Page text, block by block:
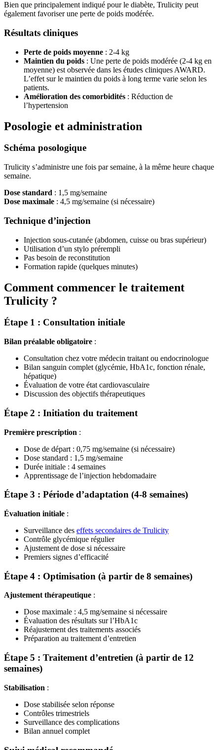
Bien que principalement indiqué pour le diabète, Trulicity peut
également favoriser une perte de poids modérée.
Résultats cliniques
Perte de poids moyenne : 2-4 kg
Maintien du poids : Une perte de poids modérée (2-4 kg en
moyenne) est observée dans les études cliniques AWARD.
L’effet sur le maintien du poids à long terme varie selon les
patients.
Amélioration des comorbidités : Réduction de
l’hypertension
Posologie et administration
Schéma posologique
Trulicity s’administre une fois par semaine, à la même heure chaque
semaine.
Dose standard : 1,5 mg/semaine
Dose maximale : 4,5 mg/semaine (si nécessaire)
Technique d’injection
Injection sous-cutanée (abdomen, cuisse ou bras supérieur)
Utilisation d’un stylo prérempli
Pas besoin de reconstitution
Formation rapide (quelques minutes)
Comment commencer le traitement
Trulicity ?
Étape 1 : Consultation initiale
Bilan préalable obligatoire :
Consultation chez votre médecin traitant ou endocrinologue
Bilan sanguin complet (glycémie, HbA1c, fonction rénale,
hépatique)
Évaluation de votre état cardiovasculaire
Discussion des objectifs thérapeutiques
Étape 2 : Initiation du traitement
Première prescription :
Dose de départ : 0,75 mg/semaine (si nécessaire)
Dose standard : 1,5 mg/semaine
Durée initiale : 4 semaines
Apprentissage de l’injection hebdomadaire
Étape 3 : Période d’adaptation (4-8 semaines)
Évaluation initiale :
Surveillance des effets secondaires de Trulicity
Contrôle glycémique régulier
Ajustement de dose si nécessaire
Premiers signes d’efficacité
Étape 4 : Optimisation (à partir de 8 semaines)
Ajustement thérapeutique :
Dose maximale : 4,5 mg/semaine si nécessaire
Évaluation des résultats sur l’HbA1c
Réajustement des traitements associés
Préparation au traitement d’entretien
Étape 5 : Traitement d’entretien (à partir de 12
semaines)
Stabilisation :
Dose stabilisée selon réponse
Contrôles trimestriels
Surveillance des complications
Bilan annuel complet